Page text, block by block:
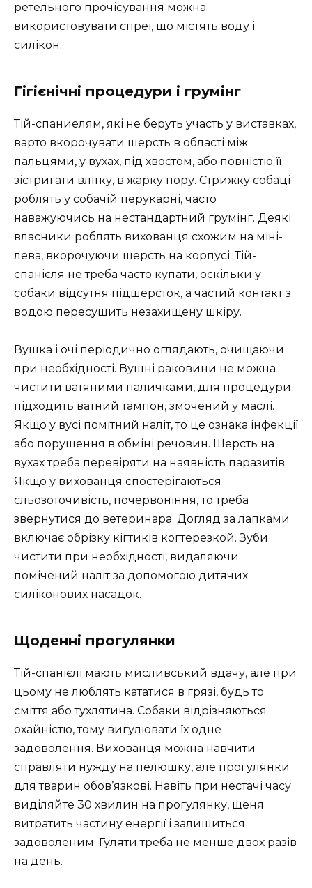
ретельного прочісування можна
використовувати спреї, що містять воду і
силікон.
Гігієнічні процедури і грумінг
Тій-спаниелям, які не беруть участь у виставках,
варто вкорочувати шерсть в області між
пальцями, у вухах, під хвостом, або повністю її
зістригати влітку, в жарку пору. Стрижку собаці
роблять у собачій перукарні, часто
наважуючись на нестандартний грумінг. Деякі
власники роблять вихованця схожим на міні-
лева, вкорочуючи шерсть на корпусі. Тій-
спанієля не треба часто купати, оскільки у
собаки відсутня підшерсток, а частий контакт з
водою пересушить незахищену шкіру.
Вушка і очі періодично оглядають, очищаючи
при необхідності. Вушні раковини не можна
чистити ватяними паличками, для процедури
підходить ватний тампон, змочений у маслі.
Якщо у вусі помітний наліт, то це ознака інфекції
або порушення в обміні речовин. Шерсть на
вухах треба перевіряти на наявність паразитів.
Якщо у вихованця спостерігаються
сльозоточивість, почервоніння, то треба
звернутися до ветеринара. Догляд за лапками
включає обрізку кігтиків когтерезкой. Зуби
чистити при необхідності, видаляючи
помічений наліт за допомогою дитячих
силіконових насадок.
Щоденні прогулянки
Тій-спанієлі мають мисливський вдачу, але при
цьому не люблять кататися в грязі, будь то
сміття або тухлятина. Собаки відрізняються
охайністю, тому вигулювати їх одне
задоволення. Вихованця можна навчити
справляти нужду на пелюшку, але прогулянки
для тварин обов’язкові. Навіть при нестачі часу
виділяйте 30 хвилин на прогулянку, щеня
витратить частину енергії і залишиться
задоволеним. Гуляти треба не менше двох разів
на день.